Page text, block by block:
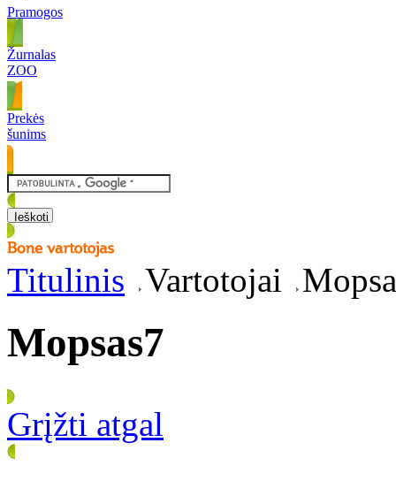
Pramogos
Žurnalas
ZOO
Prekės
šunims
Titulinis Vartotojai
Mopsas7
Grįžti atgal